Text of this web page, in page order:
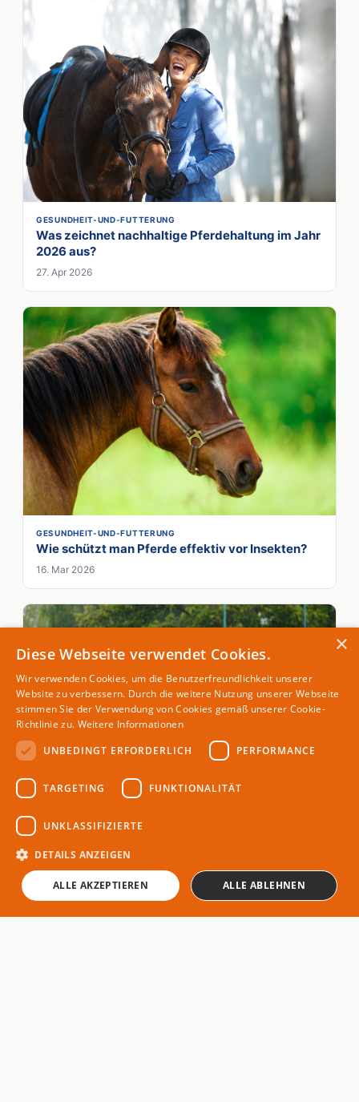
GESUNDHEIT-UND-FUTTERUNG
Was zeichnet nachhaltige Pferdehaltung im Jahr
2026 aus?
27. Apr 2026
GESUNDHEIT-UND-FUTTERUNG
Wie schützt man Pferde effektiv vor Insekten?
16. Mar 2026
GESUNDHEIT-UND-FUTTERUNG
und effektive Lösungsansätze
24. Mar 2025
×
Diese Webseite verwendet Cookies.
Wir verwenden Cookies, um die Benutzerfreundlichkeit unserer
Website zu verbessern. Durch die weitere Nutzung unserer Webseite
stimmen Sie der Verwendung von Cookies gemäß unserer Cookie-
Richtlinie zu. Weitere Informationen
UNBEDINGT ERFORDERLICH
PERFORMANCE
TARGETING FUNKTIONALITÄT
UNKLASSIFIZIERTE
DETAILS ANZEIGEN
ALLE AKZEPTIEREN ALLE ABLEHNEN